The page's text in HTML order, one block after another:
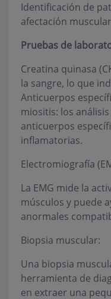
Identificación de
afectación
Pruebas de
Creatina quinasa
la sangre, lo que
Anticuerpos
miositis: los
anticuerpos
inflamatorias.
Electromiografía
La EMG mide la
músculos y puede
anormales
Biopsia muscular:
Una biopsia
herramienta de
en extraer una